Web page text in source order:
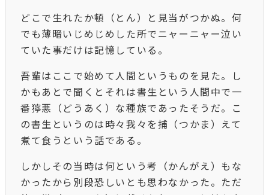
どこで生れたか頓（とん）と見当がつかぬ。何
でも薄暗いじめじめした所でニャーニャー泣い
ていた事だけは記憶している。
吾輩はここで始めて人間というものを見た。し
かもあとで聞くとそれは書生という人間中で一
番獰悪（どうあく）な種族であったそうだ。こ
の書生というのは時々我々を捕（つかま）えて
煮て食うという話である。
しかしその当時は何という考（かんがえ）もな
かったから別段恐しいとも思わなかった。ただ